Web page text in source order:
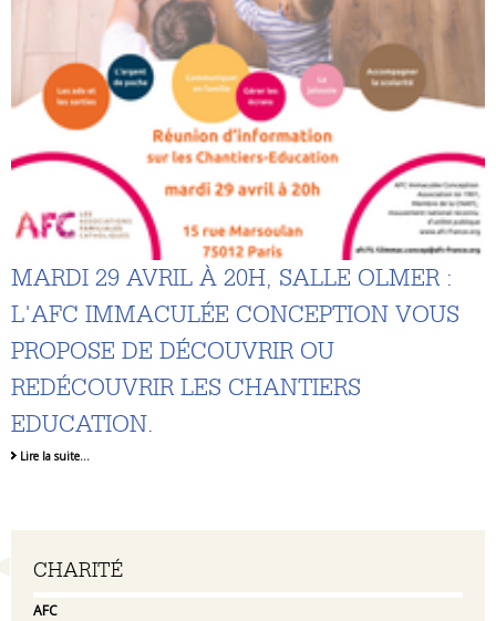
Navigation
CHARITÉ
AFC
MARDI 29 AVRIL À 20H, SALLE OLMER :
L'AFC IMMACULÉE CONCEPTION VOUS
PROPOSE DE DÉCOUVRIR OU
REDÉCOUVRIR LES CHANTIERS
EDUCATION.
Lire la suite…